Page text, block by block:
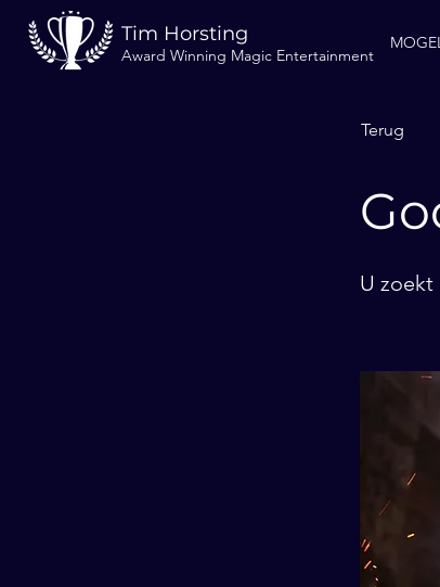
Tim Horsting
Award Winning Magic Entertainment
Terug
U